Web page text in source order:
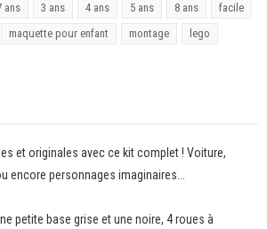
ans 3 ans 4 ans 5 ans 8 ans
facile
maquette pour enfant montage lego
et originales avec ce kit complet ! Voiture,
encore personnages imaginaires...
petite base grise et une noire, 4 roues à